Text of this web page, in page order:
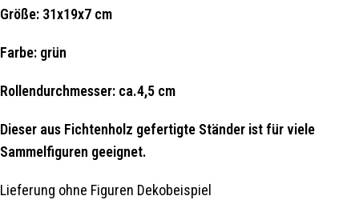
Größe: 31x19x7 cm
Farbe: grün
Rollendurchmesser: ca.4,5 cm
Dieser aus Fichtenholz gefertigte Ständer ist für viele
Sammelfiguren geeignet.
Lieferung ohne Figuren Dekobeispiel